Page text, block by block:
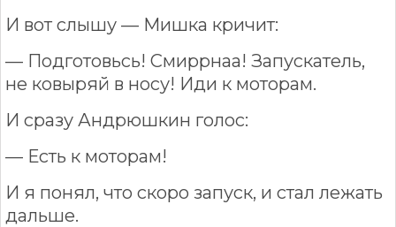
И вот слышу — Мишка кричит:
— Подготовьсь! Смиррнаа! Запускатель,
не ковыряй в носу! Иди к моторам.
И сразу Андрюшкин голос:
— Есть к моторам!
И я понял, что скоро запуск, и стал лежать
дальше.